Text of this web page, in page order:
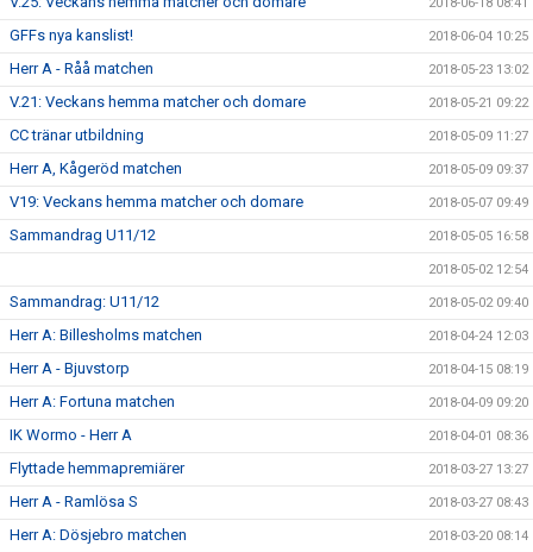
GFFs nya kanslist! 2018-06-04 10:25
Herr A - Råå matchen 2018-05-23 13:02
V.21: Veckans hemma matcher och domare 2018-05-21 09:22
CC tränar utbildning 2018-05-09 11:27
Herr A, Kågeröd matchen 2018-05-09 09:37
V19: Veckans hemma matcher och domare 2018-05-07 09:49
Sammandrag U11/12 2018-05-05 16:58
2018-05-02 12:54
Sammandrag: U11/12 2018-05-02 09:40
Herr A: Billesholms matchen 2018-04-24 12:03
Herr A - Bjuvstorp 2018-04-15 08:19
Herr A: Fortuna matchen 2018-04-09 09:20
IK Wormo - Herr A 2018-04-01 08:36
Flyttade hemmapremiärer 2018-03-27 13:27
Herr A - Ramlösa S 2018-03-27 08:43
Herr A: Dösjebro matchen 2018-03-20 08:14